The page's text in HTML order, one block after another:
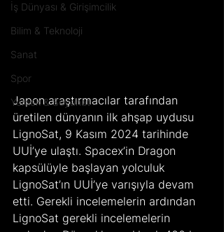
İş Dünyası & Girişimcilik
Bilim & Teknoloji
Sanat
Spor
Yemek & Seyahat
Japon araştırmacılar tarafından
üretilen dünyanın ilk ahşap uydusu
LignoSat, 9 Kasım 2024 tarihinde
UUİ’ye ulaştı. Spacex’in Dragon
kapsülüyle başlayan yolculuk
LignoSat’ın UUİ’ye varışıyla devam
etti. Gerekli incelemelerin ardından
LignoSat gerekli incelemelerin